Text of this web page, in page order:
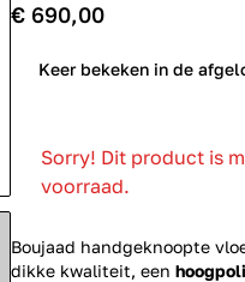
€ 690,00
Keer bekeken in de
Sorry! Dit product is
voorraad.
Boujaad handgeknoopte
dikke kwaliteit, een